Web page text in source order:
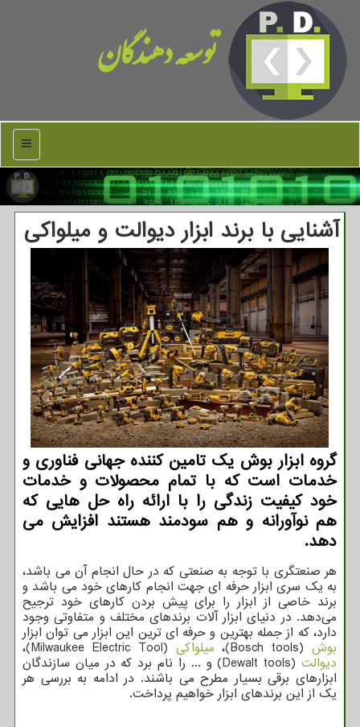
توسعه دهندگان
منو
آشنایی با برند ابزار دیوالت و میلواکی
گروه ابزار بوش یک تامین کننده جهانی فناوری و
خدمات است که با تمام محصولات و خدمات
خود کیفیت زندگی را با ارائه راه حل هایی که
هم نوآورانه و هم سودمند هستند افزایش می
دهد.
هر صنعتگری با توجه به صنعتی که در حال انجام آن می باشد،
به یک سری ابزار حرفه ای جهت انجام کارهای خود می باشد و
برند خاصی از ابزار را برای پیش بردن کارهای خود ترجیح
می‌دهد. در دنیای ابزار آلات برندهای مختلف و متفاوتی وجود
دارد، که از جمله بهترین و حرفه ای ترین این ابزار می توان ابزار
بوش(
Bosch tools)، میلواکی (
Milwaukee Electric Tool)،
دیوالت(
Dewalt tools) و ... را نام برد که در میان سازندگان
ابزارهای برقی بسیار مطرح می باشند. در ادامه به بررسی هر
یک از این برندهای ابزار خواهیم پرداخت.